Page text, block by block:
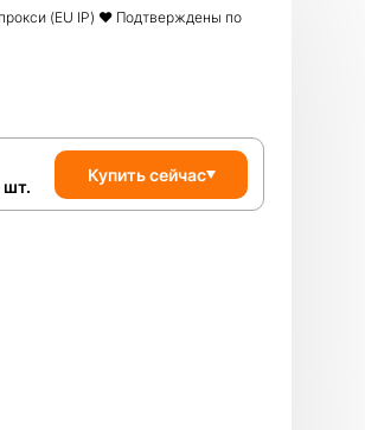
(EU IP) ❤️ Подтверждены по
шт.
Купить сейчас